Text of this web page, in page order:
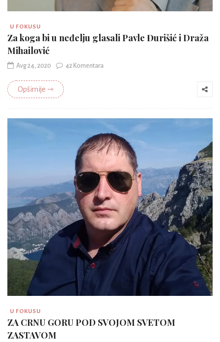
U FOKUSU
Za koga bi u neđelju glasali Pavle Đurišić i Draža
Mihailović
Avg 24, 2020 42 Komentara
Opširnije ⇾
U FOKUSU
ZA CRNU GORU POD SVOJOM SVETOM
ZASTAVOM